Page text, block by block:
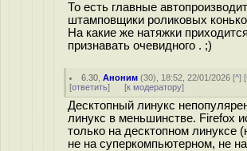
То есть главные
штамповщики роликовых
На какие же натяжки
признавать очевидного . ;)
6.30 ,Аноним (30), 18:52, 22/01/2026 [^] [
[ответить] [к модератору]
Десктопный линукс
линукс в меньшинстве. Firefox
только на десктопном линуксе
не на суперкомпьютерном, не